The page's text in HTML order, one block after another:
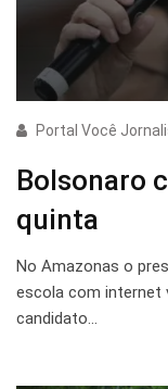
Portal Você
Bolsonaro
quinta
No Amazonas o
escola com internet
candidato…